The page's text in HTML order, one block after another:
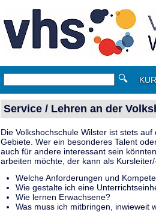
🔍
Service / Lehren an der
Die Volkshochschule Wilster ist stets
Gebiete. Wer ein besonderes Talent
auch für andere interessant sein
arbeiten möchte, der kann als
Welche Anforderungen und
Wie gestalte ich eine
Wie lernen Erwachsene?
Was muss ich mitbringen, inwieweit